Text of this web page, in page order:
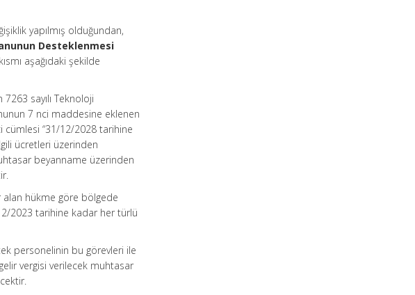
yapılmış olduğundan,
Desteklenmesi
aşağıdaki şekilde
sayılı Teknoloji
7 nci maddesine eklenen
cümlesi “31/12/2028 tarihine
ücretleri üzerinden
beyanname üzerinden
alan hükme göre bölgede
2023 tarihine kadar her türlü
personelinin bu görevleri ile
vergisi verilecek muhtasar